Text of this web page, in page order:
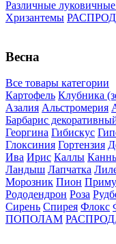
Различные
Хризантемы
Весна
Все товары категории
Картофель Клубника
Азалия Альстромерия
Барбарис
Георгина Гибискус
Глоксиния Гортензия
Ива Ирис Каллы
Ландыш Лапчатка
Морозник Пион
Рододендрон Роза
Сирень Спирея Флокс
ПОПОЛАМ